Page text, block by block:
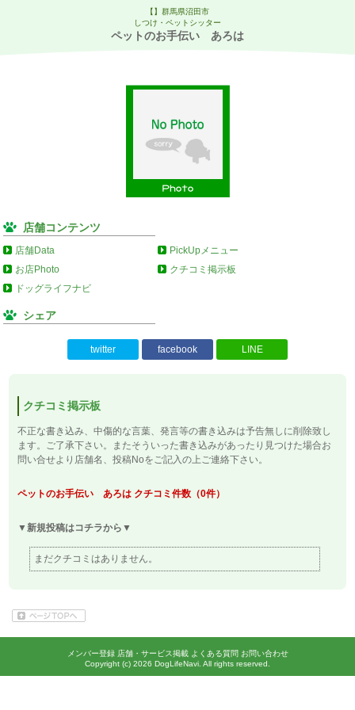
【】群馬県沼田市
しつけ・ペットシッター
ペットのお手伝い あろは
店舗コンテンツ
店舗Data
PickUpメニュー
お店Photo
クチコミ掲示板
ドッグライフナビ
シェア
twitter facebook LINE
クチコミ掲示板
不正な書き込み、中傷的な言葉、発言等の書き込みは予告無しに削除致し
ます。ご了承下さい。またそういった書き込みがあったり見つけた場合お
問い合せより店舗名、投稿Noをご記入の上ご連絡下さい。
ペットのお手伝い あろは クチコミ件数（0件）
▼新規投稿はコチラから▼
まだクチコミはありません。
メンバー登録 店舗・サービス掲載 よくある質問 お問い合わせ
Copyright (c) 2026 DogLifeNavi. All rights reserved.